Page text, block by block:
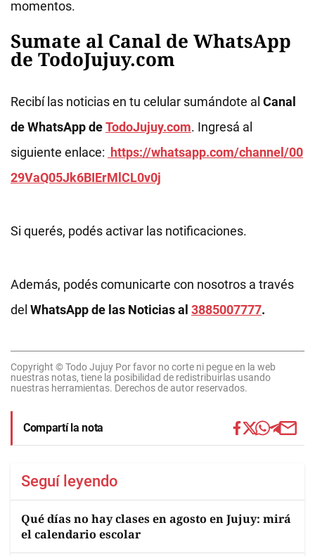
momentos.
Sumate al Canal de WhatsApp
de TodoJujuy.com
Recibí las noticias en tu celular sumándote al Canal
de WhatsApp deTodoJujuy.com. Ingresá al
siguiente enlace: https://whatsapp.com/channel/00
29VaQ05Jk6BIErMlCL0v0j
Si querés, podés activar las notificaciones.
Además, podés comunicarte con nosotros a través
del WhatsApp de las Noticias al 3885007777.
Copyright © Todo Jujuy Por favor no corte ni pegue en la web
nuestras notas, tiene la posibilidad de redistribuirlas usando
nuestras herramientas. Derechos de autor reservados.
Compartí la nota
Seguí leyendo
Qué días no hay clases en agosto en Jujuy: mirá
el calendario escolar